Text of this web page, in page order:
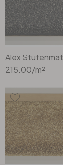
215.00/m²